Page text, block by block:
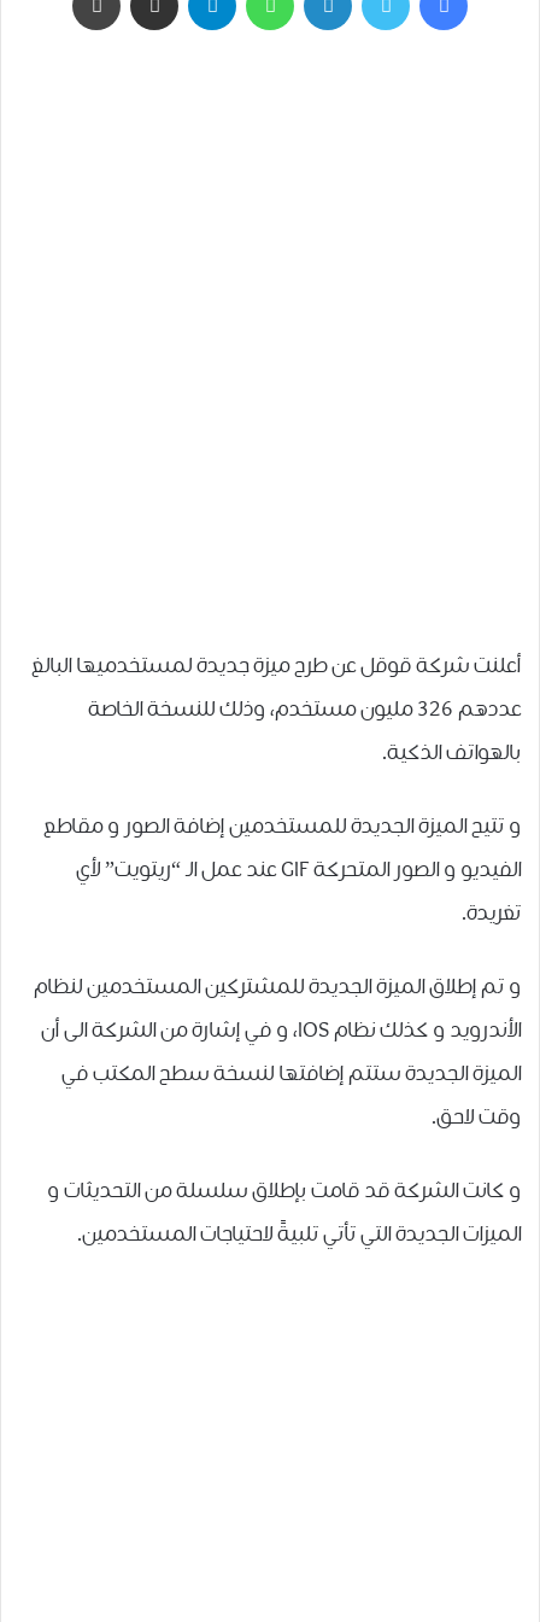
أعلنت شركة قوقل عن طرح ميزة جديدة لمستخدميها البالغ
عددهم 326 مليون مستخدم، وذلك للنسخة الخاصة
بالهواتف الذكية.
و تتيح الميزة الجديدة للمستخدمين إضافة الصور و مقاطع
الفيديو و الصور المتحركة GIF عند عمل الـ “ريتويت” لأي
تغريدة.
و تم إطلاق الميزة الجديدة للمشتركين المستخدمين لنظام
الأندرويد و كذلك نظام IOS، و في إشارة من الشركة الى أن
الميزة الجديدة ستتم إضافتها لنسخة سطح المكتب في
وقت لاحق.
و كانت الشركة قد قامت بإطلاق سلسلة من التحديثات و
الميزات الجديدة التي تأتي تلبيةً لاحتياجات المستخدمين.